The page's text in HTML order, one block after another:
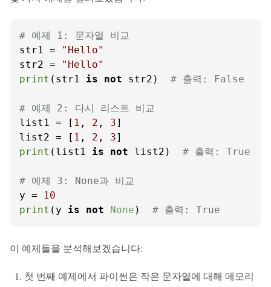
# 예제 1: 문자열 비교
str1 =
"Hello"
str2 =
"Hello"
print (str1 is not str2) # 출력: False
# 예제 2: 다시 리스트 비교
list1 = [ 1 , 2 , 3]
list2 = [ 1 , 2 , 3
print (list1 is not list2) # 출력: True
# 예제 3: None과 비교
y =
10
print (y is not None ) # 출력: True
이 예제들을 분석해보겠습니다:
첫 번째 예제에서 파이썬은 작은 문자열에 대해 메모리